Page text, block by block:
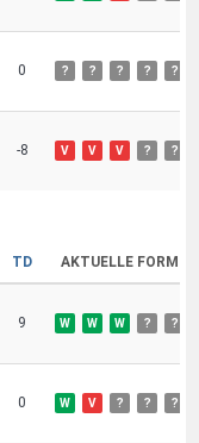
0 ? ? ? ? ?
-8 V V V ? ?
TD AKTUELLE FORM
9 W W W ? ?
0 W V ? ? ?